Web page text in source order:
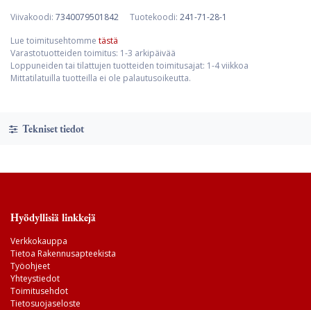
Viivakoodi: 7340079501842 Tuotekoodi: 241-71-28-1
Lue toimitusehtomme tästä
Varastotuotteiden toimitus: 1-3 arkipäivää
Loppuneiden tai tilattujen tuotteiden toimitusajat: 1-4 viikkoa
Mittatilatuilla tuotteilla ei ole palautusoikeutta.
Tekniset tiedot
Hyödyllisiä linkkejä
Verkkokauppa
Tietoa Rakennusapteekista
Työohjeet
Yhteystiedot
Toimitusehdot
Tietosuojaseloste